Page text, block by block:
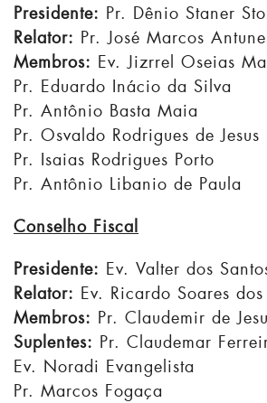
Presidente: Pr. Dênio Staner
Relator: Pr. José Marcos
Membros: Ev. Jizrrel Oseias
Pr. Eduardo Inácio da Silva
Pr. Antônio Basta Maia
Pr. Osvaldo Rodrigues de Jesus
Pr. Isaias Rodrigues Porto
Pr. Antônio Libanio de Paula
Conselho Fiscal
Presidente: Ev. Valter dos
Relator: Ev. Ricardo Soares
Membros: Pr. Claudemir de
Suplentes: Pr. Claudemar
Ev. Noradi Evangelista
Pr. Marcos Fogaça